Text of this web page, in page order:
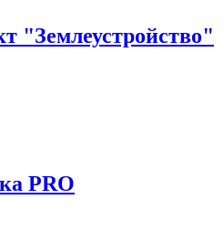
"Землеустройство"
PRO